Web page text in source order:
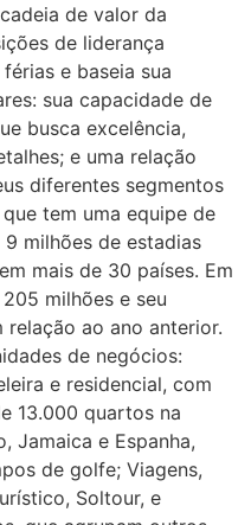
de valor da
de liderança
e baseia sua
sua capacidade de
busca excelência,
e uma relação
diferentes segmentos
tem uma equipe de
milhões de estadias
mais de 30 países. Em
milhões e seu
ao ano anterior.
de negócios:
e residencial, com
13.000 quartos na
Jamaica e Espanha,
de golfe; Viagens,
Soltour, e